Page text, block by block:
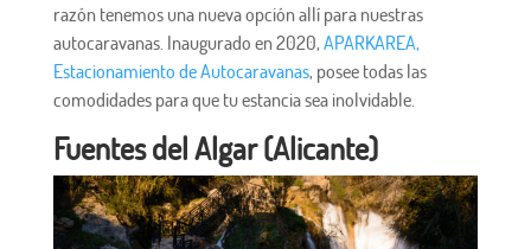
razón tenemos una nueva opción allí para nuestras
autocaravanas. Inaugurado en 2020, APARKAREA,
Estacionamiento de Autocaravanas, posee todas las
comodidades para que tu estancia sea inolvidable.
Fuentes del Algar (Alicante)